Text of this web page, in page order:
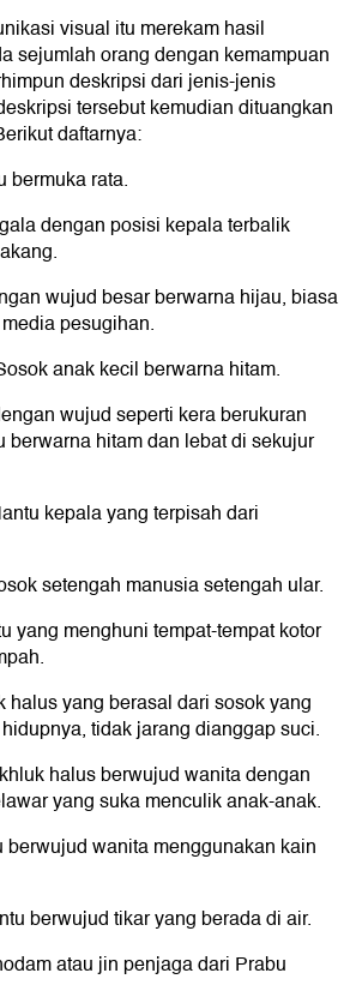
visual itu merekam hasil
sejumlah orang dengan kemampuan
deskripsi dari jenis-jenis
tersebut kemudian dituangkan
daftarnya:
bermuka rata.
dengan posisi kepala terbalik
wujud besar berwarna hijau, biasa
pesugihan.
anak kecil berwarna hitam.
wujud seperti kera berukuran
berwarna hitam dan lebat di sekujur
kepala yang terpisah dari
setengah manusia setengah ular.
yang menghuni tempat-tempat kotor
halus yang berasal dari sosok yang
tidak jarang dianggap suci.
halus berwujud wanita dengan
yang suka menculik anak-anak.
berwujud wanita menggunakan kain
berwujud tikar yang berada di air.
atau jin penjaga dari Prabu